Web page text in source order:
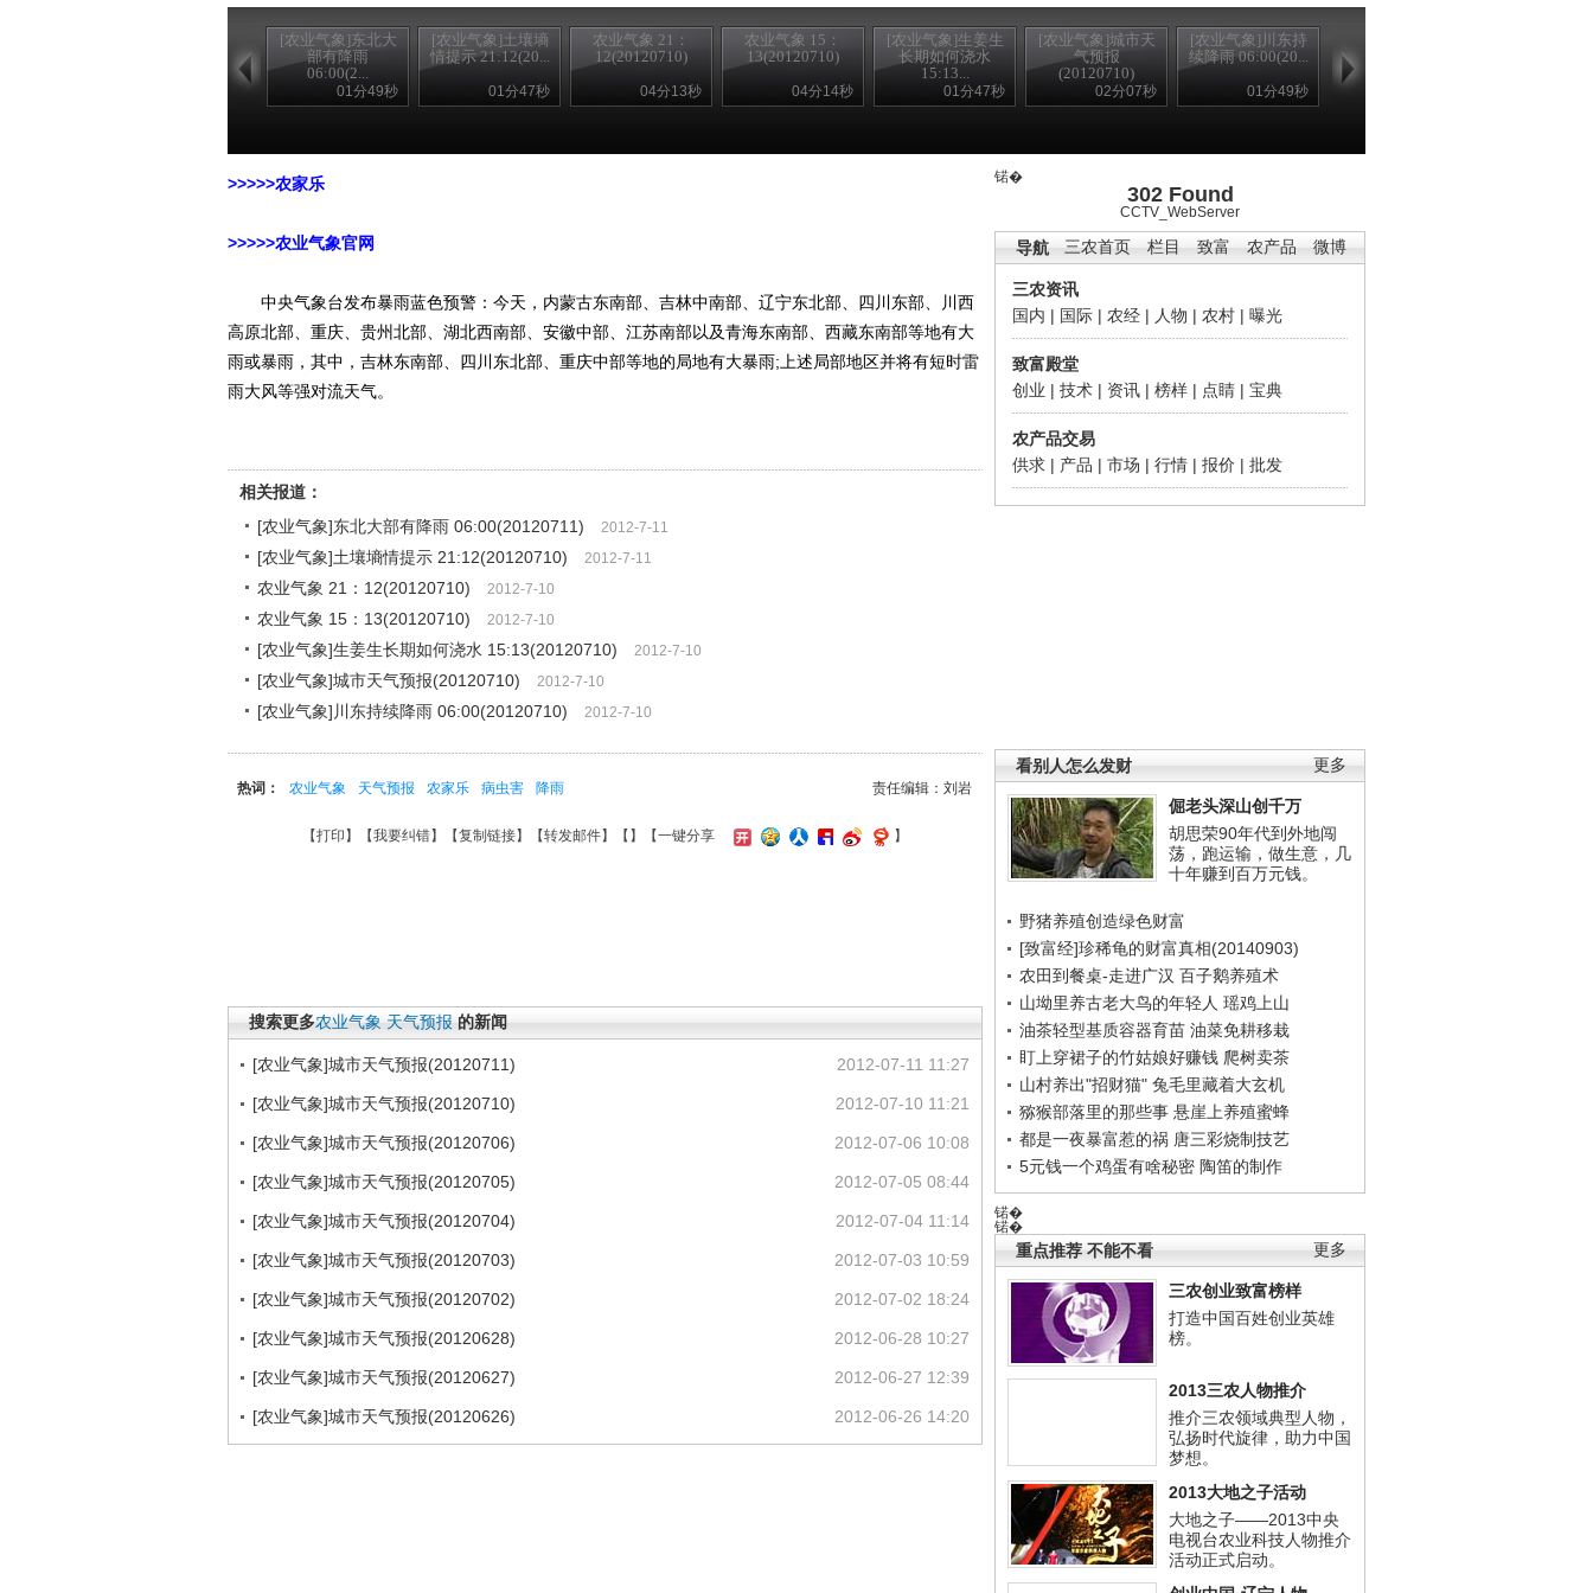
[农业气象]东北大
部有降雨
06:00(2...
01分49秒
[农业气象]土壤墒
情提示 21:12(20...
01分47秒
农业气象 21：
12(20120710)
04分13秒
农业气象 15：
13(20120710)
04分14秒
[农业气象]生姜生
长期如何浇水
15:13...
01分47秒
[农业气象]城市天
气预报
(20120710)
02分07秒
[农业气象]川东持
续降雨 06:00(20...
01分49秒
锘�
302 Found
CCTV_WebServer
三农首页 栏目 致富 农产品 微博
导航
三农资讯
国内 | 国际 | 农经 | 人物 | 农村 | 曝光
致富殿堂
创业 | 技术 | 资讯 | 榜样 | 点睛 | 宝典
农产品交易
供求 | 产品 | 市场 | 行情 | 报价 | 批发
更多
看别人怎么发财
倔老头深山创千万
胡思荣90年代到外地闯
荡，跑运输，做生意，几
十年赚到百万元钱。
野猪养殖创造绿色财富
[致富经]珍稀龟的财富真相(20140903)
农田到餐桌-走进广汉 百子鹅养殖术
山坳里养古老大鸟的年轻人 瑶鸡上山
油茶轻型基质容器育苗 油菜免耕移栽
盯上穿裙子的竹姑娘好赚钱 爬树卖茶
山村养出"招财猫" 兔毛里藏着大玄机
猕猴部落里的那些事 悬崖上养殖蜜蜂
都是一夜暴富惹的祸 唐三彩烧制技艺
5元钱一个鸡蛋有啥秘密 陶笛的制作
锘�
锘�
更多
重点推荐 不能不看
三农创业致富榜样
打造中国百姓创业英雄
榜。
2013三农人物推介
推介三农领域典型人物，
弘扬时代旋律，助力中国
梦想。
2013大地之子活动
大地之子——2013中央
电视台农业科技人物推介
活动正式启动。
>>>>>农家乐
>>>>>农业气象官网
中央气象台发布暴雨蓝色预警：今天，内蒙古东南部、吉林中南部、辽宁东北部、四川东部、川西
高原北部、重庆、贵州北部、湖北西南部、安徽中部、江苏南部以及青海东南部、西藏东南部等地有大
雨或暴雨，其中，吉林东南部、四川东北部、重庆中部等地的局地有大暴雨;上述局部地区并将有短时雷
雨大风等强对流天气。
相关报道：
[农业气象]东北大部有降雨 06:00(20120711)
2012-7-11
[农业气象]土壤墒情提示 21:12(20120710) 2012-7-11
农业气象 21：12(20120710) 2012-7-10
农业气象 15：13(20120710) 2012-7-10
[农业气象]生姜生长期如何浇水 15:13(20120710) 2012-7-10
[农业气象]城市天气预报(20120710) 2012-7-10
[农业气象]川东持续降雨 06:00(20120710) 2012-7-10
责任编辑：刘岩
热词： 农业气象 天气预报 农家乐 病虫害 降雨
【打印 】【我要纠错】【复制链接】【转发邮件】【 】 【一键分享 】
搜索更多农业气象 天气预报 的新闻
2012-07-11 11:27
[农业气象]城市天气预报(20120711)
2012-07-10 11:21
[农业气象]城市天气预报(20120710)
2012-07-06 10:08
[农业气象]城市天气预报(20120706)
2012-07-05 08:44
[农业气象]城市天气预报(20120705)
2012-07-04 11:14
[农业气象]城市天气预报(20120704)
2012-07-03 10:59
[农业气象]城市天气预报(20120703)
2012-07-02 18:24
[农业气象]城市天气预报(20120702)
2012-06-28 10:27
[农业气象]城市天气预报(20120628)
2012-06-27 12:39
[农业气象]城市天气预报(20120627)
2012-06-26 14:20
[农业气象]城市天气预报(20120626)